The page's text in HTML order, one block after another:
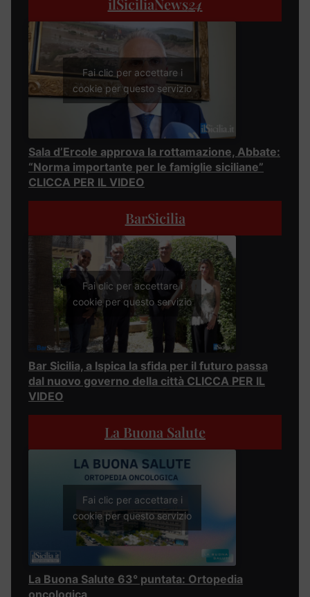
ilSiciliaNews24
Fai clic per accettare i
cookie per questo servizio
Sala d’Ercole approva la rottamazione, Abbate:
“Norma importante per le famiglie siciliane”
CLICCA PER IL VIDEO
BarSicilia
Fai clic per accettare i
cookie per questo servizio
Bar Sicilia, a Ispica la sfida per il futuro passa
dal nuovo governo della città CLICCA PER IL
VIDEO
La Buona Salute
Fai clic per accettare i
cookie per questo servizio
La Buona Salute 63° puntata: Ortopedia